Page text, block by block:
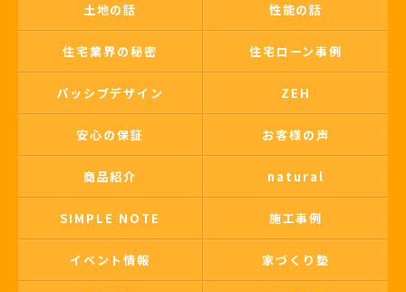
土地の話 性能の話
住宅業界の秘密 住宅ローン事例
パッシブデザイン ZEH
安心の保証 お客様の声
商品紹介 natural
SIMPLE NOTE 施工事例
イベント情報 家づくり塾